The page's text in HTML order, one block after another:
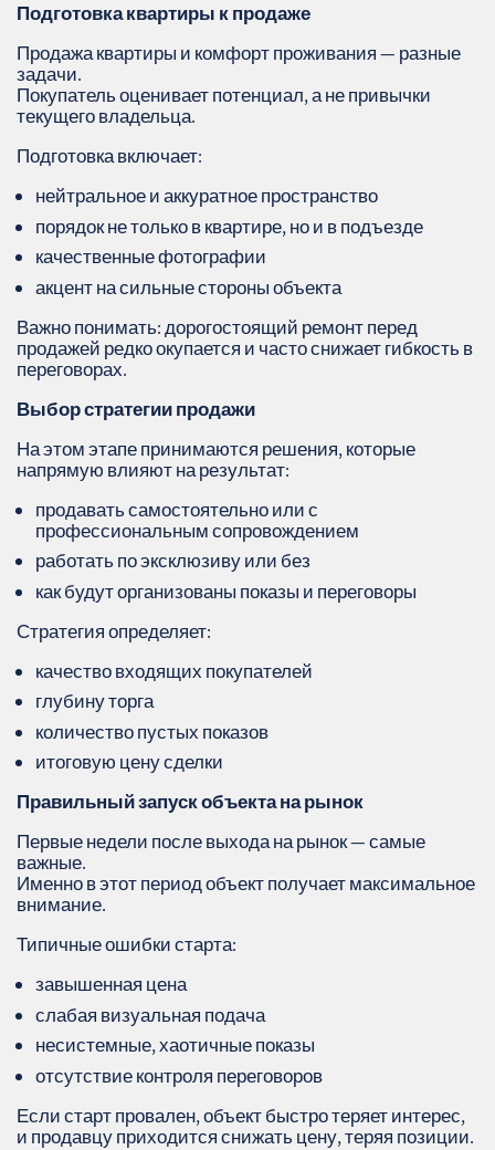
Подготовка квартиры к продаже
Продажа квартиры и комфорт проживания — разные
задачи.
Покупатель оценивает потенциал, а не привычки
текущего владельца.
Подготовка включает:
нейтральное и аккуратное пространство
порядок не только в квартире, но и в подъезде
качественные фотографии
акцент на сильные стороны объекта
Важно понимать: дорогостоящий ремонт перед
продажей редко окупается и часто снижает гибкость в
переговорах.
Выбор стратегии продажи
На этом этапе принимаются решения, которые
напрямую влияют на результат:
продавать самостоятельно или с
профессиональным сопровождением
работать по эксклюзиву или без
как будут организованы показы и переговоры
Стратегия определяет:
качество входящих покупателей
глубину торга
количество пустых показов
итоговую цену сделки
Правильный запуск объекта на рынок
Первые недели после выхода на рынок — самые
важные.
Именно в этот период объект получает максимальное
внимание.
Типичные ошибки старта:
завышенная цена
слабая визуальная подача
несистемные, хаотичные показы
отсутствие контроля переговоров
Если старт провален, объект быстро теряет интерес,
и продавцу приходится снижать цену, теряя позиции.